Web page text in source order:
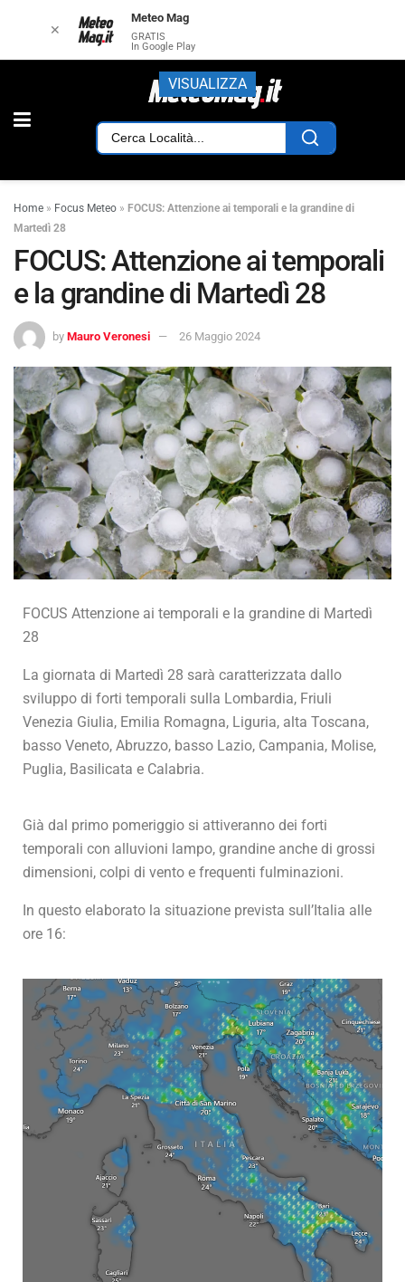
Home » Focus Meteo » FOCUS: Attenzione ai temporali e la grandine di
Martedì 28
FOCUS: Attenzione ai temporali
e la grandine di Martedì 28
by Mauro Veronesi 26 Maggio 2024
FOCUS Attenzione ai temporali e la grandine di Martedì
28
La giornata di Martedì 28 sarà caratterizzata dallo
sviluppo di forti temporali sulla Lombardia, Friuli
Venezia Giulia, Emilia Romagna, Liguria, alta Toscana,
basso Veneto, Abruzzo, basso Lazio, Campania, Molise,
Puglia, Basilicata e Calabria.
Già dal primo pomeriggio si attiveranno dei forti
temporali con alluvioni lampo, grandine anche di grossi
dimensioni, colpi di vento e frequenti fulminazioni.
In questo elaborato la situazione prevista sull’Italia alle
ore 16:
✕
Meteo Mag
GRATIS
In Google Play
VISUALIZZA